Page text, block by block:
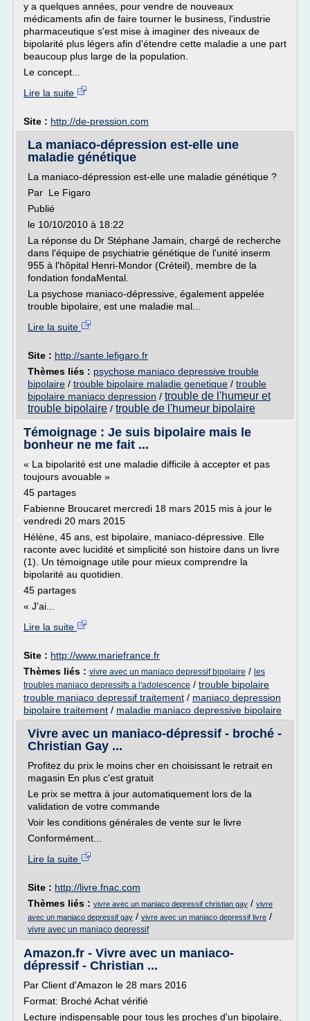
y a quelques années, pour vendre de nouveaux
médicaments afin de faire tourner le business, l'industrie
pharmaceutique s'est mise à imaginer des niveaux de
bipolarité plus légers afin d'étendre cette maladie a une part
beaucoup plus large de la population.
Le concept...
Lire la suite
Site : http://de-pression.com
La maniaco-dépression est-elle une
maladie génétique
La maniaco-dépression est-elle une maladie génétique ?
Par Le Figaro
Publié
le 10/10/2010 à 18:22
La réponse du Dr Stéphane Jamain, chargé de recherche
dans l'équipe de psychiatrie génétique de l'unité inserm
955 à l'hôpital Henri-Mondor (Créteil), membre de la
fondation fondaMental.
La psychose maniaco-dépressive, également appelée
trouble bipolaire, est une maladie mal...
Lire la suite
Site : http://sante.lefigaro.fr
Thèmes liés : psychose maniaco depressive trouble
bipolaire / trouble bipolaire maladie genetique / trouble
bipolaire maniaco depression / trouble de l'humeur et
trouble bipolaire / trouble de l'humeur bipolaire
Témoignage : Je suis bipolaire mais le
bonheur ne me fait ...
« La bipolarité est une maladie difficile à accepter et pas
toujours avouable »
45 partages
Fabienne Broucaret mercredi 18 mars 2015 mis à jour le
vendredi 20 mars 2015
Hélène, 45 ans, est bipolaire, maniaco-dépressive. Elle
raconte avec lucidité et simplicité son histoire dans un livre
(1). Un témoignage utile pour mieux comprendre la
bipolarité au quotidien.
45 partages
« J'ai...
Lire la suite
Site : http://www.mariefrance.fr
Thèmes liés : vivre avec un maniaco depressif bipolaire / les
troubles maniaco depressifs a l'adolescence / trouble bipolaire
trouble maniaco depressif traitement / maniaco depression
bipolaire traitement / maladie maniaco depressive bipolaire
Vivre avec un maniaco-dépressif - broché -
Christian Gay ...
Profitez du prix le moins cher en choisissant le retrait en
magasin En plus c'est gratuit
Le prix se mettra à jour automatiquement lors de la
validation de votre commande
Voir les conditions générales de vente sur le livre
Conformément...
Lire la suite
Site : http://livre.fnac.com
Thèmes liés : vivre avec un maniaco depressif christian gay / vivre
avec un maniaco depressif gay / vivre avec un maniaco depressif livre /
vivre avec un maniaco depressif
Amazon.fr - Vivre avec un maniaco-
dépressif - Christian ...
Par Client d'Amazon le 28 mars 2016
Format: Broché Achat vérifié
Lecture indispensable pour tous les proches d'un bipolaire,